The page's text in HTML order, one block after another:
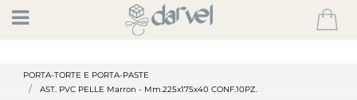
Open
PORTA-TORTE E PORTA-PASTE
AST. PVC PELLE Marron - Mm.225x175x40 CONF.10PZ.